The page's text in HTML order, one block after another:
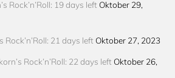
Rock’n’Roll: 19 days left Oktober 29,
Rock’n’Roll: 21 days left Oktober 27, 2023
Rock’n’Roll: 22 days left Oktober 26,